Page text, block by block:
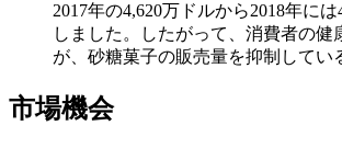
2017年の4,620万ドルから2018年に
しました。したがって、消費者の健
が、砂糖菓子の販売量を抑制してい
市場機会